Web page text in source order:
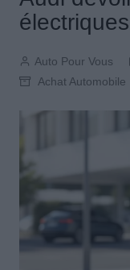
Auto Pour Vous
Achat Automobile